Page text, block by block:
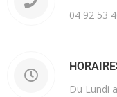
04 92 53
Du Lundi